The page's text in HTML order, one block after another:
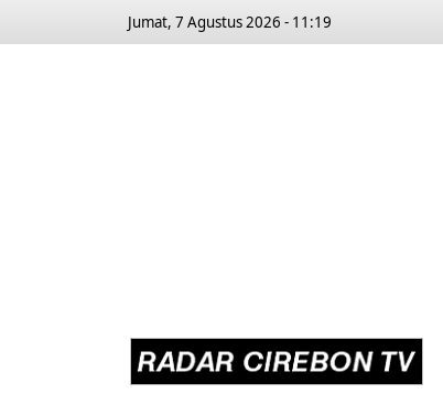
Jumat, 7 Agustus 2026 - 11:19